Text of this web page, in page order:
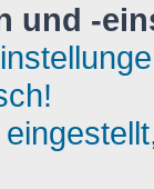
und -